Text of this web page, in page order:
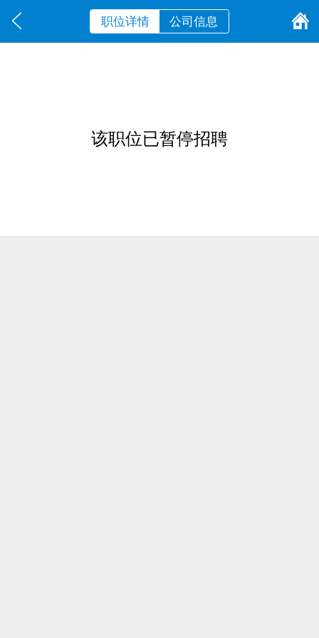
职位详情 公司信息
该职位已暂停招聘